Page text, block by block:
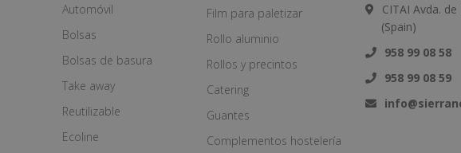
Automóvil
Bolsas
Bolsas de basura
Take away
Reutilizable
Ecoline
Film para paletizar
Rollo aluminio
Rollos y precintos
Catering
Guantes
Complementos hostelería
CITAI Avda.
(Spain)
958 99 08 58
958 99 08 59